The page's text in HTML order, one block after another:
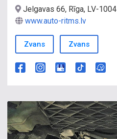
Jelgavas 66, Rīga, LV-1004
www.auto-ritms.lv
Zvans Zvans